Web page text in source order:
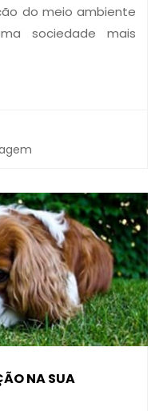
do meio ambiente
sociedade mais
NA SUA